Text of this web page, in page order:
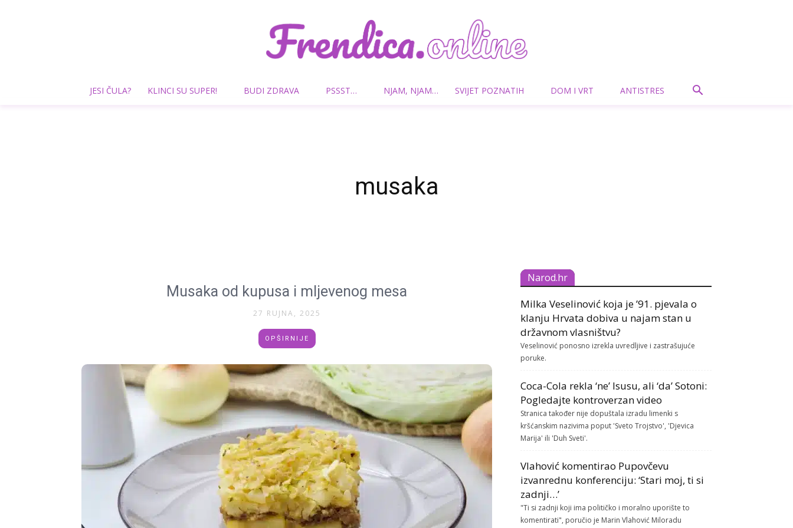
Frendica.online
JESI ČULA? KLINCI SU SUPER! BUDI ZDRAVA PSSST… NJAM, NJAM… SVIJET POZNATIH DOM I VRT ANTISTRES
musaka
Musaka od kupusa i mljevenog mesa
27 RUJNA, 2025
OPŠIRNIJE
Narod.hr
Milka Veselinović koja je ’91. pjevala o
klanju Hrvata dobiva u najam stan u
državnom vlasništvu?
Veselinović ponosno izrekla uvredljive i zastrašujuće
poruke.
Coca-Cola rekla ‘ne’ Isusu, ali ‘da’ Sotoni:
Pogledajte kontroverzan video
Stranica također nije dopuštala izradu limenki s
kršćanskim nazivima poput 'Sveto Trojstvo', 'Djevica
Marija' ili 'Duh Sveti'.
Vlahović komentirao Pupovčevu
izvanrednu konferenciju: ‘Stari moj, ti si
zadnji…’
"Ti si zadnji koji ima političko i moralno uporište to
komentirati", poručio je Marin Vlahović Miloradu